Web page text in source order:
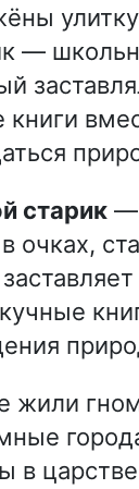
—
книги
старик —
очках,
жили
в